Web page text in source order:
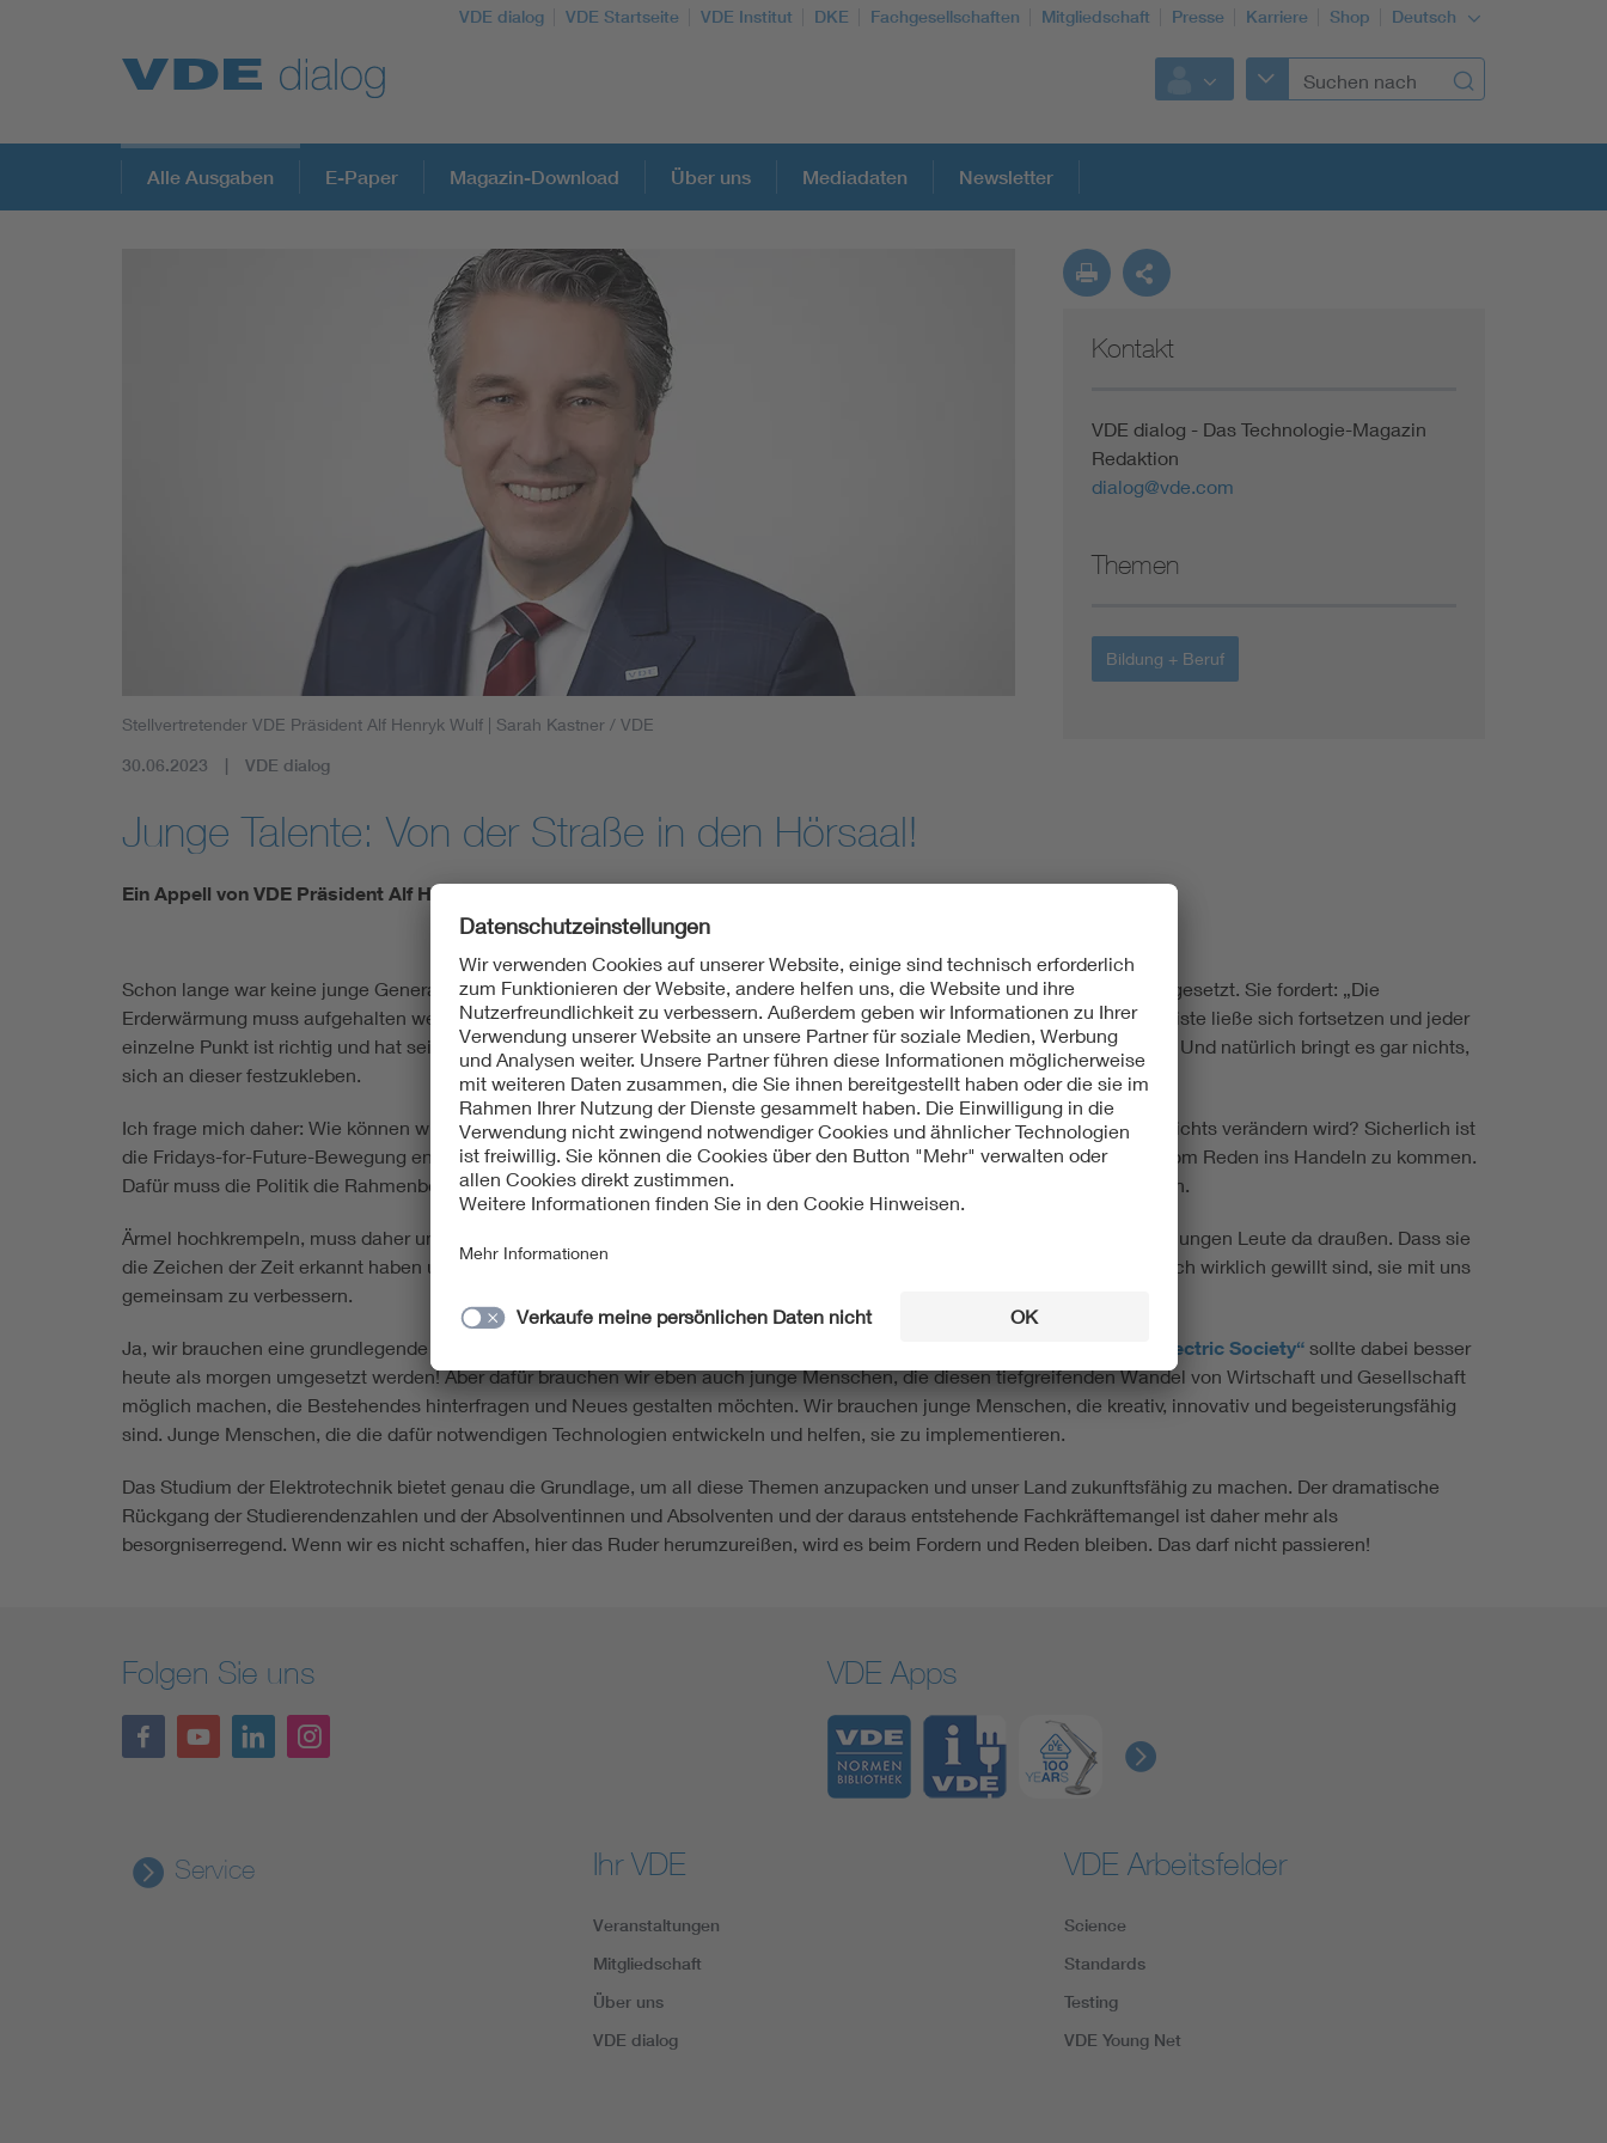
VDE dialog VDE Startseite VDE Institut DKE Fachgesellschaften Mitgliedschaft Presse Karriere Shop Deutsch
Alle Ausgaben E-Paper Magazin-Download Über uns Mediadaten Newsletter
Stellvertretender VDE Präsident Alf Henryk Wulf | Sarah Kastner / VDE
30.06.2023 VDE dialog
Junge Talente: Von der Straße in den Hörsaal!
Ein Appell von VDE Präsident Alf Henryk Wulf
Kontakt
VDE dialog - Das Technologie-Magazin
Redaktion
dialog@vde.com
Themen
Bildung + Beruf
Schon lange war keine junge Generation mehr so politisch und hat sich so energisch und selbstbewusst für eine Sache eingesetzt. Sie fordert: „Die
Erderwärmung muss aufgehalten werden!“, „Einhaltung des 1,5-Grad-Ziels!“, „Klimaneutralität bis spätestens 2045!“. Die Liste ließe sich fortsetzen und jeder
einzelne Punkt ist richtig und hat seine Berechtigung. Und doch ist es nicht ausreichend, dafür nur auf die Straße zu gehen. Und natürlich bringt es gar nichts,
sich an dieser festzukleben.
Ich frage mich daher: Wie können wir Kindern und Jugendlichen besser vermitteln, dass sich allein durchs Demonstrieren nichts verändern wird? Sicherlich ist
die Fridays-for-Future-Bewegung enorm wichtig, um uns aufzurütteln und die Augen zu öffnen. Doch jetzt geht es darum, vom Reden ins Handeln zu kommen.
Dafür muss die Politik die Rahmenbedingungen schaffen, wir alle zusammen müssen jedoch dann an die Umsetzung gehen.
Ärmel hochkrempeln, muss daher unsere Devise heißen. Verantwortung übernehmen! Und dafür brauchen wir jeden dieser jungen Leute da draußen. Dass sie
die Zeichen der Zeit erkannt haben und sich um die Welt sorgen, haben sie bewiesen. Jetzt müssen sie zeigen, dass sie auch wirklich gewillt sind, sie mit uns
gemeinsam zu verbessern.
Ja, wir brauchen eine grundlegende Transformation – von der Energie- über die Wärme- bis zur Mobilitätswende. Die „All Electric Society“ sollte dabei besser
heute als morgen umgesetzt werden! Aber dafür brauchen wir eben auch junge Menschen, die diesen tiefgreifenden Wandel von Wirtschaft und Gesellschaft
möglich machen, die Bestehendes hinterfragen und Neues gestalten möchten. Wir brauchen junge Menschen, die kreativ, innovativ und begeisterungsfähig
sind. Junge Menschen, die die dafür notwendigen Technologien entwickeln und helfen, sie zu implementieren.
Das Studium der Elektrotechnik bietet genau die Grundlage, um all diese Themen anzupacken und unser Land zukunftsfähig zu machen. Der dramatische
Rückgang der Studierendenzahlen und der Absolventinnen und Absolventen und der daraus entstehende Fachkräftemangel ist daher mehr als
besorgniserregend. Wenn wir es nicht schaffen, hier das Ruder herumzureißen, wird es beim Fordern und Reden bleiben. Das darf nicht passieren!
Folgen Sie uns VDE Apps
Service Ihr VDE
Veranstaltungen
Mitgliedschaft
Über uns
VDE dialog
VDE Arbeitsfelder
Science
Standards
Testing
VDE Young Net